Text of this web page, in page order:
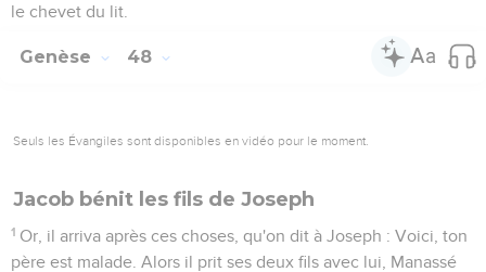
le chevet du lit.
Genèse 48
Seuls les Évangiles sont disponibles en vidéo pour le moment.
Jacob bénit les fils de Joseph
1 Or, il arriva après ces choses, qu'on dit à Joseph : Voici, ton
père est malade. Alors il prit ses deux fils avec lui, Manassé